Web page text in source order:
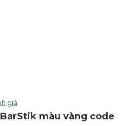
giá
màu vàng code